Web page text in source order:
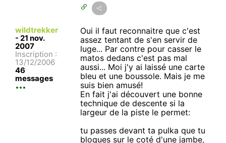
wildtrekker
- 21 nov.
2007
Inscription :
13/12/2006
46
messages
Oui il faut reconnaitre que c'est
assez tentant de s'en servir de
luge... Par contre pour casser le
matos dedans c'est pas mal
aussi... Moi j'y ai laissé une carte
bleu et une boussole. Mais je me
suis bien amusé!
En fait j'ai découvert une bonne
technique de descente si la
largeur de la piste le permet:
tu passes devant ta pulka que tu
bloques sur le coté d'une jambe,